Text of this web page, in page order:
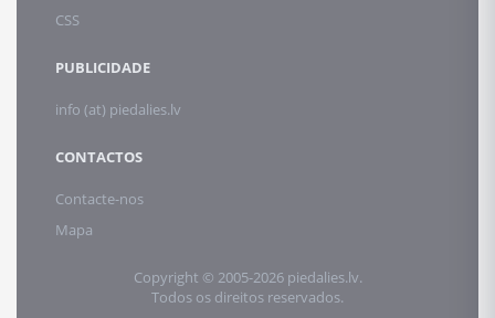
CSS
PUBLICIDADE
info (at) piedalies.lv
CONTACTOS
Contacte-nos
Mapa
Copyright © 2005-2026 piedalies.lv.
Todos os direitos reservados.